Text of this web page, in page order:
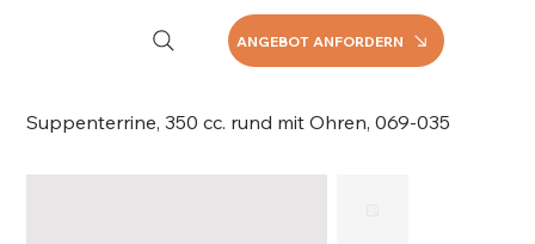
ANGEBOT ANFORDERN
Suppenterrine, 350 cc. rund mit Ohren, 069-035